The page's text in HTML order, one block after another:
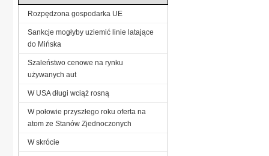
Rozpędzona gospodarka UE
Sankcje mogłyby uziemić linie latające
do Mińska
Szaleństwo cenowe na rynku
używanych aut
W USA długi wciąż rosną
W połowie przyszłego roku oferta na
atom ze Stanów Zjednoczonych
W skrócie